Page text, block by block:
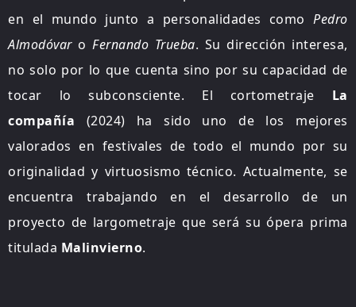
en el mundo junto a personalidades comoPedro
AlmodóvaroFernando Trueba. Su dirección interesa,
no solo por lo que cuenta sino por su capacidad de
tocar lo subconsciente. El cortometraje La
compañía (2024) ha sido uno de los mejores
valorados en festivales de todo el mundo por su
originalidad y virtuosismo técnico. Actualmente, se
encuentra trabajando en el desarrollo de un
proyecto de largometraje que será su ópera prima
titulada Malinvierno.